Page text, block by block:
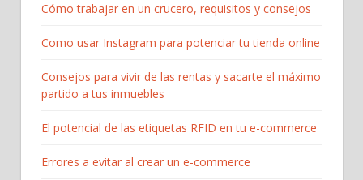
Cómo trabajar en un crucero, requisitos y consejos
Como usar Instagram para potenciar tu tienda online
Consejos para vivir de las rentas y sacarte el máximo
partido a tus inmuebles
El potencial de las etiquetas RFID en tu e-commerce
Errores a evitar al crear un e-commerce